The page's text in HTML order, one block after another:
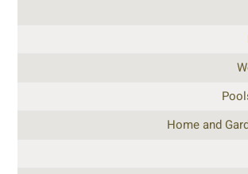
Home and